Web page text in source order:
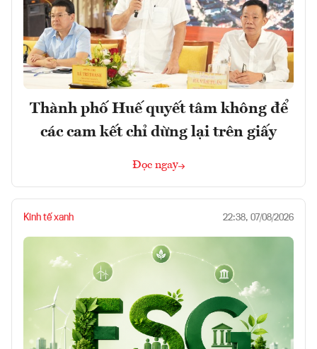
Thành phố Huế quyết tâm không để
các cam kết chỉ dừng lại trên giấy
Đọc ngay
Kinh tế xanh 22:38, 07/08/2026